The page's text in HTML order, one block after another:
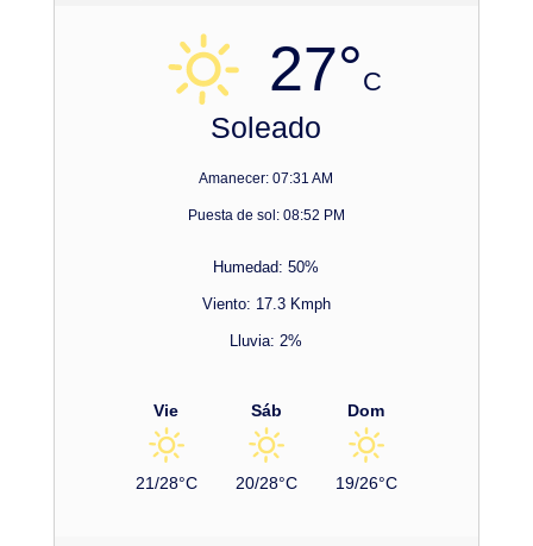
27°C
Soleado
Amanecer: 07:31 AM
Puesta de sol: 08:52 PM
Humedad: 50%
Viento: 17.3 Kmph
Lluvia: 2%
Vie
21/28°C
Sáb
20/28°C
Dom
19/26°C